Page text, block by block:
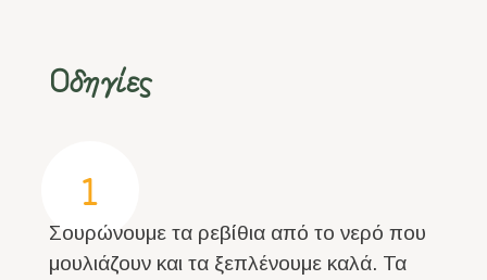
Οδηγίες
1
Σουρώνουμε τα ρεβίθια από το νερό που
μουλιάζουν και τα ξεπλένουμε καλά. Τα